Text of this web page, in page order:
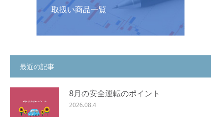
取扱い商品一覧
最近の記事
8月の安全運転のポイント
2026.08.4